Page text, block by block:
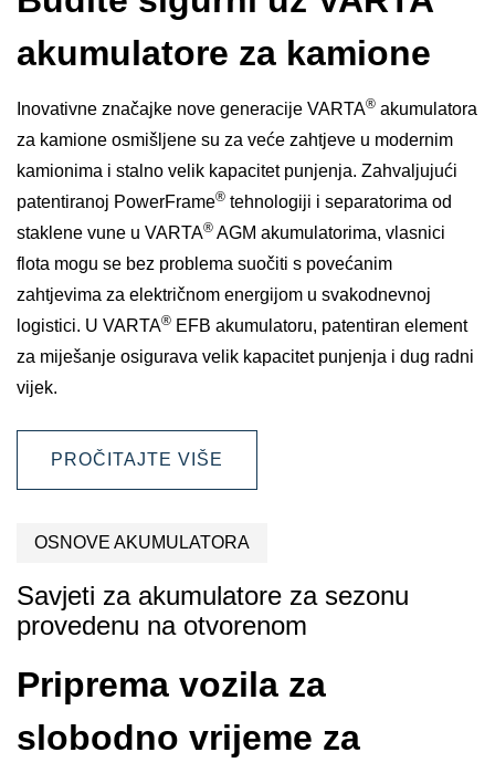
akumulatore za kamione
Inovativne značajke nove generacije VARTA® akumulatora
za kamione osmišljene su za veće zahtjeve u modernim
kamionima i stalno velik kapacitet punjenja. Zahvaljujući
patentiranoj PowerFrame® tehnologiji i separatorima od
staklene vune u VARTA® AGM akumulatorima, vlasnici
flota mogu se bez problema suočiti s povećanim
zahtjevima za električnom energijom u svakodnevnoj
logistici. U VARTA® EFB akumulatoru, patentiran element
za miješanje osigurava velik kapacitet punjenja i dug radni
vijek.
PROČITAJTE VIŠE
OSNOVE AKUMULATORA
Savjeti za akumulatore za sezonu
provedenu na otvorenom
Priprema vozila za
slobodno vrijeme za